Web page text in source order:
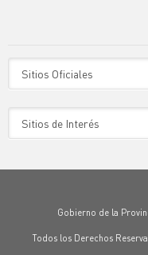
Gobierno de la
Todos los Derechos